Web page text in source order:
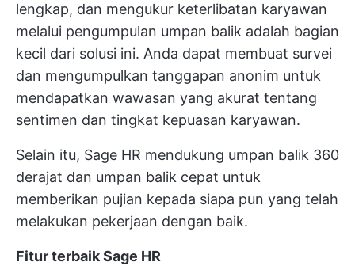
lengkap, dan mengukur keterlibatan karyawan
melalui pengumpulan umpan balik adalah bagian
kecil dari solusi ini. Anda dapat membuat survei
dan mengumpulkan tanggapan anonim untuk
mendapatkan wawasan yang akurat tentang
sentimen dan tingkat kepuasan karyawan.
Selain itu, Sage HR mendukung umpan balik 360
derajat dan umpan balik cepat untuk
memberikan pujian kepada siapa pun yang telah
melakukan pekerjaan dengan baik.
Fitur terbaik Sage HR